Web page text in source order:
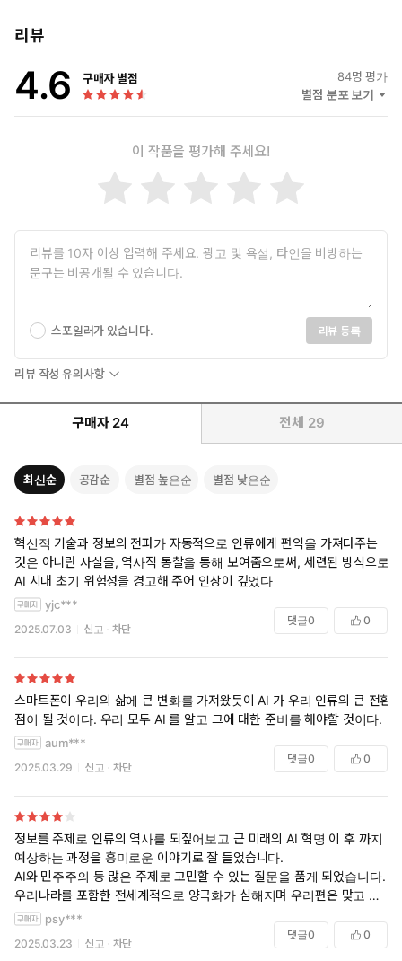
리뷰
4.6 구매자 별점 84명 평가
별점 분포 보기
이 작품을 평가해 주세요!
스포일러가 있습니다. 리뷰 등록
리뷰 작성 유의사항
구매자 24 전체 29
최신순 공감순 별점 높은순 별점 낮은순
혁신적 기술과 정보의 전파가 자동적으로 인류에게 편익을 가져다주는
것은 아니란 사실을, 역사적 통찰을 통해 보여줌으로써, 세련된 방식으로
AI 시대 초기 위험성을 경고해 주어 인상이 깊었다
yjc***
2025.07.03 신고 차단
댓글0 0
스마트폰이 우리의 삶에 큰 변화를 가져왔듯이 AI 가 우리 인류의 큰 전환
점이 될 것이다. 우리 모두 AI 를 알고 그에 대한 준비를 해야할 것이다.
aum***
2025.03.29 신고 차단
댓글0 0
정보를 주제로 인류의 역사를 되짚어보고 근 미래의 AI 혁명 이 후 까지
예상하는 과정을 흥미로운 이야기로 잘 들었습니다.
AI와 민주주의 등 많은 주제로 고민할 수 있는 질문을 품게 되었습니다.
우리나라를 포함한 전세계적으로 양극화가 심해지며 우리편은 맞고 상대
편은 틀리다는 생각이 팽배합니다.
이미 AI 알고리즘으로 인한 선택적, 자극적 SNS에 노출된 효과가 나타나
고 있으며, 이는 어쩌면 시작에 불과할지 모릅니다.
psy***
2025.03.23 신고 차단
댓글0 0